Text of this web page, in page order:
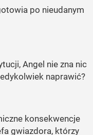
po nieudanym
Angel nie zna nic
naprawić?
konsekwencje
gwiazdora, którzy